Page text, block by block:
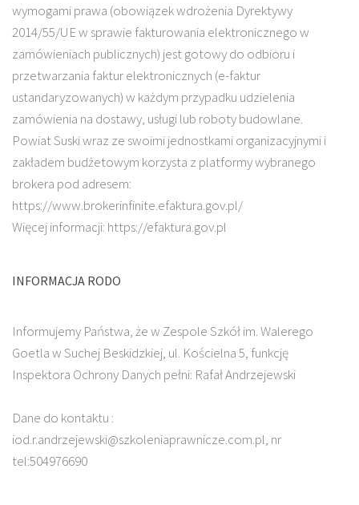
wymogami prawa (obowiązek wdrożenia Dyrektywy
2014/55/UE w sprawie fakturowania elektronicznego w
zamówieniach publicznych) jest gotowy do odbioru i
przetwarzania faktur elektronicznych (e-faktur
ustandaryzowanych) w każdym przypadku udzielenia
zamówienia na dostawy, usługi lub roboty budowlane.
Powiat Suski wraz ze swoimi jednostkami organizacyjnymi i
zakładem budżetowym korzysta z platformy wybranego
brokera pod adresem:
https://www.brokerinfinite.efaktura.gov.pl/
Więcej informacji: https://efaktura.gov.pl
INFORMACJA RODO
Informujemy Państwa, że w Zespole Szkół im. Walerego
Goetla w Suchej Beskidzkiej, ul. Kościelna 5, funkcję
Inspektora Ochrony Danych pełni: Rafał Andrzejewski
Dane do kontaktu :
iod.r.andrzejewski@szkoleniaprawnicze.com.pl, nr
tel:504976690